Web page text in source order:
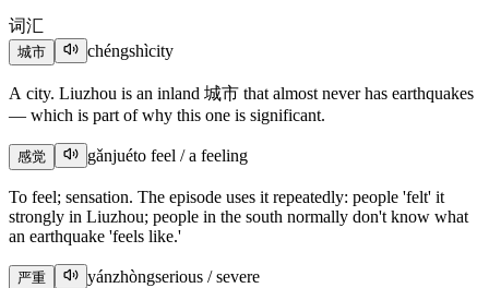
词汇
城市 chéngshìcity
A city. Liuzhou is an inland 城市 that almost never has earthquakes
— which is part of why this one is significant.
感觉 gǎnjuéto feel / a feeling
To feel; sensation. The episode uses it repeatedly: people 'felt' it
strongly in Liuzhou; people in the south normally don't know what
an earthquake 'feels like.'
严重 yánzhòngserious / severe